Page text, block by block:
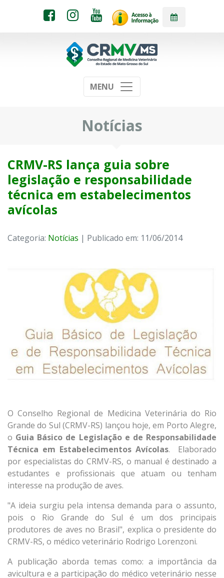
MENU
Notícias
CRMV-RS lança guia sobre
legislação e responsabilidade
técnica em estabelecimentos
avícolas
Categoria: Notícias | Publicado em: 11/06/2014
O Conselho Regional de Medicina Veterinária do Rio
Grande do Sul (CRMV-RS) lançou hoje, em Porto Alegre,
o Guia Básico de Legislação e de Responsabilidade
Técnica em Estabelecimentos Avícolas. Elaborado
por especialistas do CRMV-RS, o manual é destinado a
estudantes e profissionais que atuam ou tenham
interesse na produção de aves.
"A ideia surgiu pela intensa demanda para o assunto,
pois o Rio Grande do Sul é um dos principais
produtores de aves no Brasil", explica o presidente do
CRMV-RS, o médico veterinário Rodrigo Lorenzoni.
A publicação aborda temas como: a importância da
avicultura e a participação do médico veterinário nesse